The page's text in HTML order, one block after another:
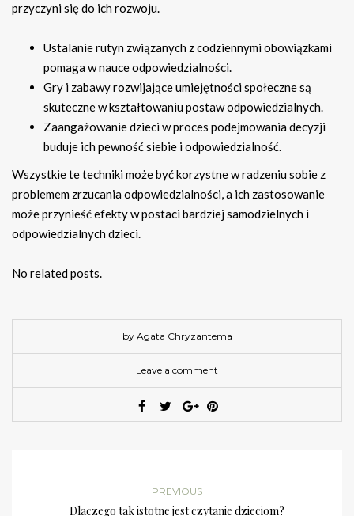
przyczyni się do ich rozwoju.
Ustalanie rutyn związanych z codziennymi obowiązkami
pomaga w nauce odpowiedzialności.
Gry i zabawy rozwijające umiejętności społeczne są
skuteczne w kształtowaniu postaw odpowiedzialnych.
Zaangażowanie dzieci w proces podejmowania decyzji
buduje ich pewność siebie i odpowiedzialność.
Wszystkie te techniki może być korzystne w radzeniu sobie z
problemem zrzucania odpowiedzialności, a ich zastosowanie
może przynieść efekty w postaci bardziej samodzielnych i
odpowiedzialnych dzieci.
No related posts.
by Agata Chryzantema
Leave a comment
PREVIOUS
Dlaczego tak istotne jest czytanie dzieciom?